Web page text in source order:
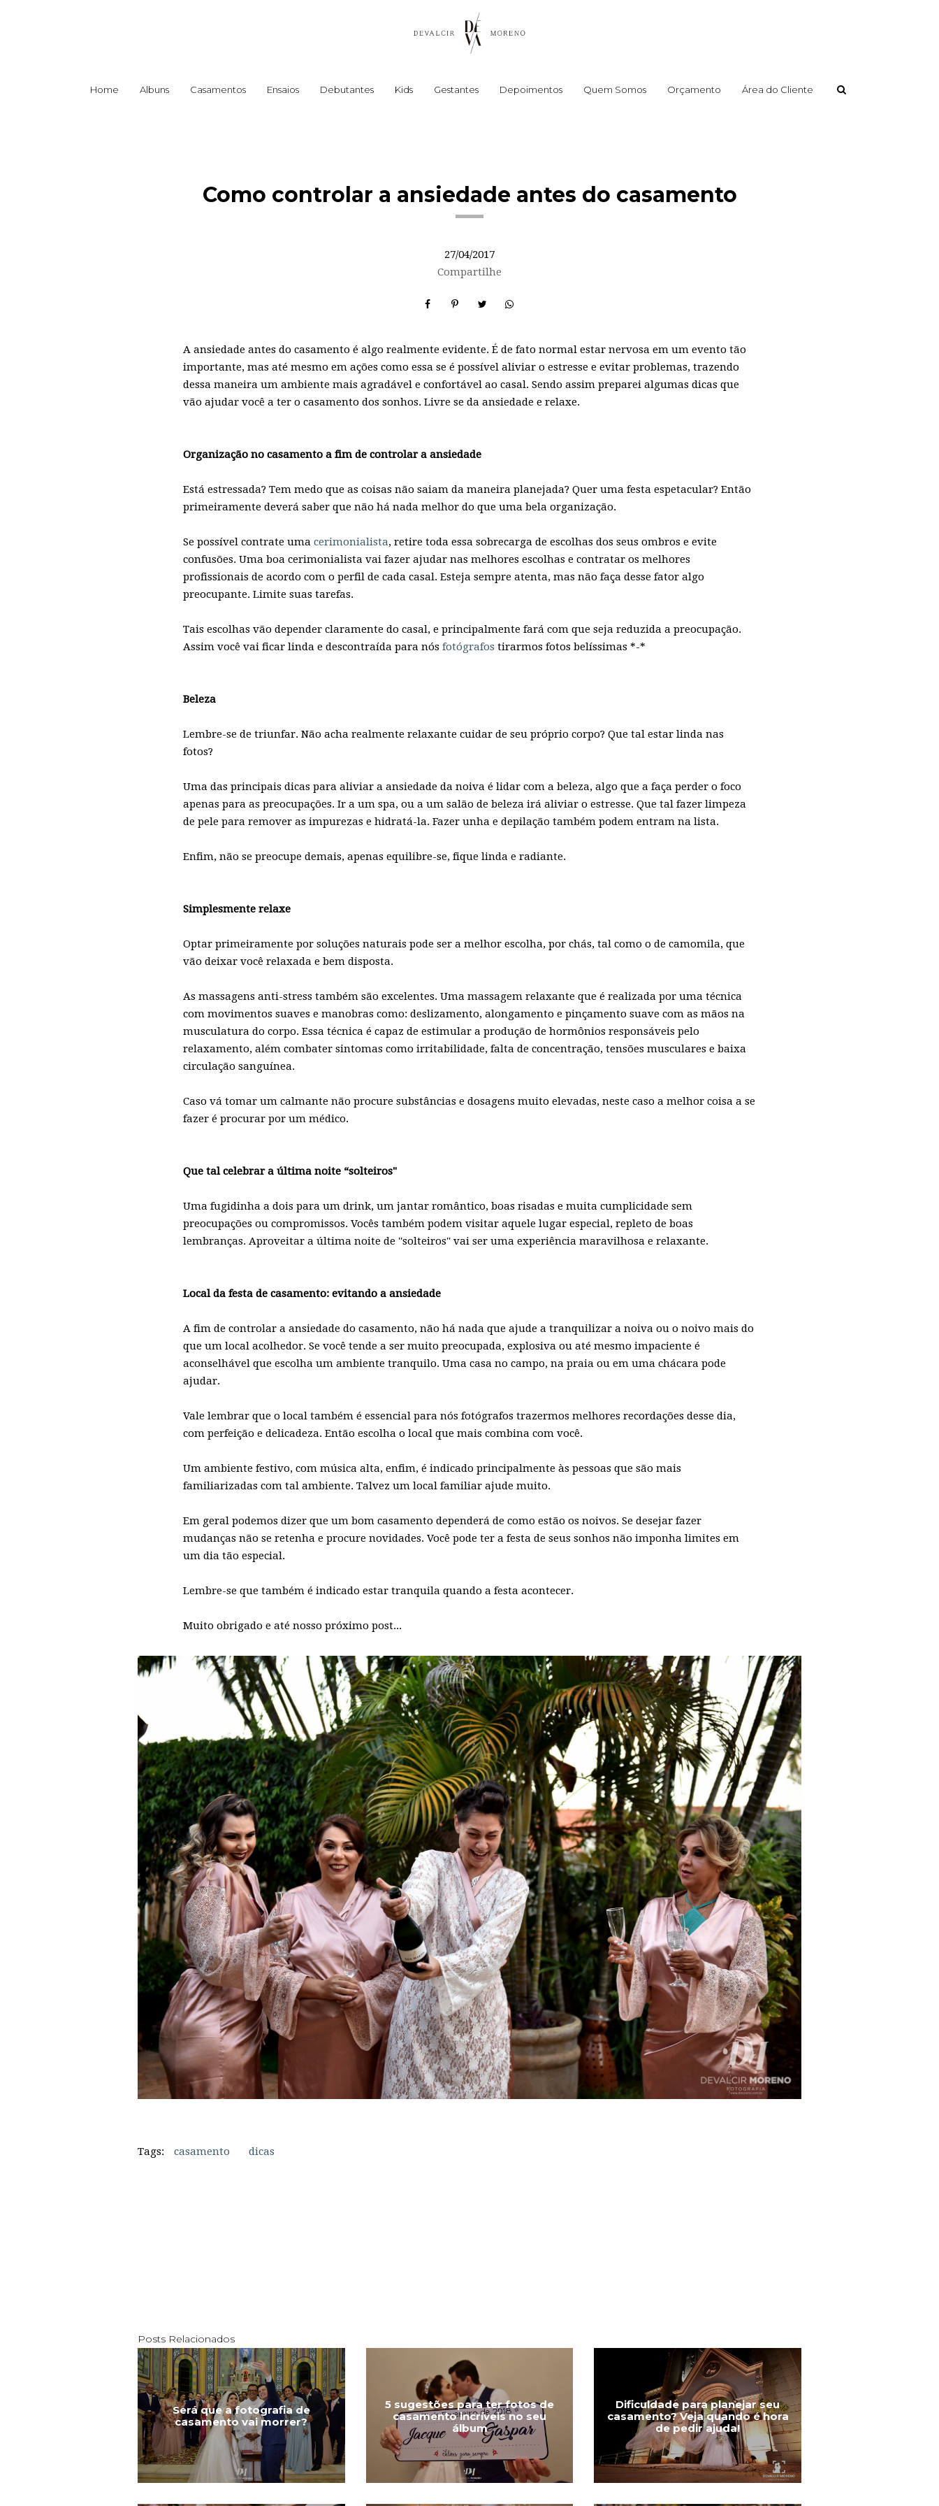
Home Albuns Casamentos Ensaios Debutantes Kids Gestantes Depoimentos Quem Somos Orçamento Área do Cliente
Como controlar a ansiedade antes do casamento
27/04/2017
Compartilhe
A ansiedade antes do casamento é algo realmente evidente. É de fato normal estar nervosa em um evento tão
importante, mas até mesmo em ações como essa se é possível aliviar o estresse e evitar problemas, trazendo
dessa maneira um ambiente mais agradável e confortável ao casal. Sendo assim preparei algumas dicas que
vão ajudar você a ter o casamento dos sonhos. Livre se da ansiedade e relaxe.
Organização no casamento a fim de controlar a ansiedade
Está estressada? Tem medo que as coisas não saiam da maneira planejada? Quer uma festa espetacular? Então
primeiramente deverá saber que não há nada melhor do que uma bela organização.
Se possível contrate uma cerimonialista, retire toda essa sobrecarga de escolhas dos seus ombros e evite
confusões. Uma boa cerimonialista vai fazer ajudar nas melhores escolhas e contratar os melhores
profissionais de acordo com o perfil de cada casal. Esteja sempre atenta, mas não faça desse fator algo
preocupante. Limite suas tarefas.
Tais escolhas vão depender claramente do casal, e principalmente fará com que seja reduzida a preocupação.
Assim você vai ficar linda e descontraída para nós fotógrafos tirarmos fotos belíssimas *-*
Beleza
Lembre-se de triunfar. Não acha realmente relaxante cuidar de seu próprio corpo? Que tal estar linda nas
fotos?
Uma das principais dicas para aliviar a ansiedade da noiva é lidar com a beleza, algo que a faça perder o foco
apenas para as preocupações. Ir a um spa, ou a um salão de beleza irá aliviar o estresse. Que tal fazer limpeza
de pele para remover as impurezas e hidratá-la. Fazer unha e depilação também podem entram na lista.
Enfim, não se preocupe demais, apenas equilibre-se, fique linda e radiante.
Simplesmente relaxe
Optar primeiramente por soluções naturais pode ser a melhor escolha, por chás, tal como o de camomila, que
vão deixar você relaxada e bem disposta.
As massagens anti-stress também são excelentes. Uma massagem relaxante que é realizada por uma técnica
com movimentos suaves e manobras como: deslizamento, alongamento e pinçamento suave com as mãos na
musculatura do corpo. Essa técnica é capaz de estimular a produção de hormônios responsáveis pelo
relaxamento, além combater sintomas como irritabilidade, falta de concentração, tensões musculares e baixa
circulação sanguínea.
Caso vá tomar um calmante não procure substâncias e dosagens muito elevadas, neste caso a melhor coisa a se
fazer é procurar por um médico.
Que tal celebrar a última noite “solteiros"
Uma fugidinha a dois para um drink, um jantar romântico, boas risadas e muita cumplicidade sem
preocupações ou compromissos. Vocês também podem visitar aquele lugar especial, repleto de boas
lembranças. Aproveitar a última noite de ''solteiros'' vai ser uma experiência maravilhosa e relaxante.
Local da festa de casamento: evitando a ansiedade
A fim de controlar a ansiedade do casamento, não há nada que ajude a tranquilizar a noiva ou o noivo mais do
que um local acolhedor. Se você tende a ser muito preocupada, explosiva ou até mesmo impaciente é
aconselhável que escolha um ambiente tranquilo. Uma casa no campo, na praia ou em uma chácara pode
ajudar.
Vale lembrar que o local também é essencial para nós fotógrafos trazermos melhores recordações desse dia,
com perfeição e delicadeza. Então escolha o local que mais combina com você.
Um ambiente festivo, com música alta, enfim, é indicado principalmente às pessoas que são mais
familiarizadas com tal ambiente. Talvez um local familiar ajude muito.
Em geral podemos dizer que um bom casamento dependerá de como estão os noivos. Se desejar fazer
mudanças não se retenha e procure novidades. Você pode ter a festa de seus sonhos não imponha limites em
um dia tão especial.
Lembre-se que também é indicado estar tranquila quando a festa acontecer.
Muito obrigado e até nosso próximo post...
Tags: casamento dicas
Posts Relacionados
Será que a fotografia de
casamento vai morrer?
5 sugestões para ter fotos de
casamento incríveis no seu
álbum
Dificuldade para planejar seu
casamento? Veja quando é hora
de pedir ajuda!